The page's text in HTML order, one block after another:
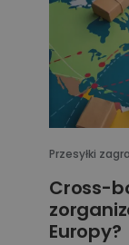
Przesyłki
Cross-
Europy?